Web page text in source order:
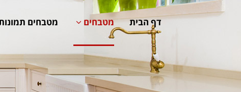
דף הבית מטבחים מטבחים